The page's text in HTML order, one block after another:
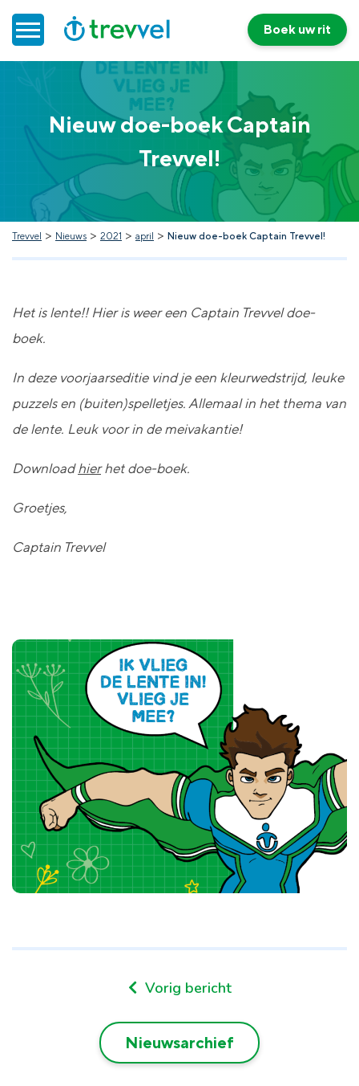
Doelgroepenvervoer
Werken bij Trevvel
Nieuws
Boek uw rit
Nieuw doe-boek Captain
Trevvel!
Trevvel > Nieuws > 2021 > april > Nieuw doe-boek Captain Trevvel!
Het is lente!! Hier is weer een Captain Trevvel doe-
boek.
In deze voorjaarseditie vind je een kleurwedstrijd, leuke
puzzels en (buiten)spelletjes. Allemaal in het thema van
de lente. Leuk voor in de meivakantie!
Downloadhierhet doe-boek.
Groetjes,
Captain Trevvel
Vorig bericht
Nieuwsarchief